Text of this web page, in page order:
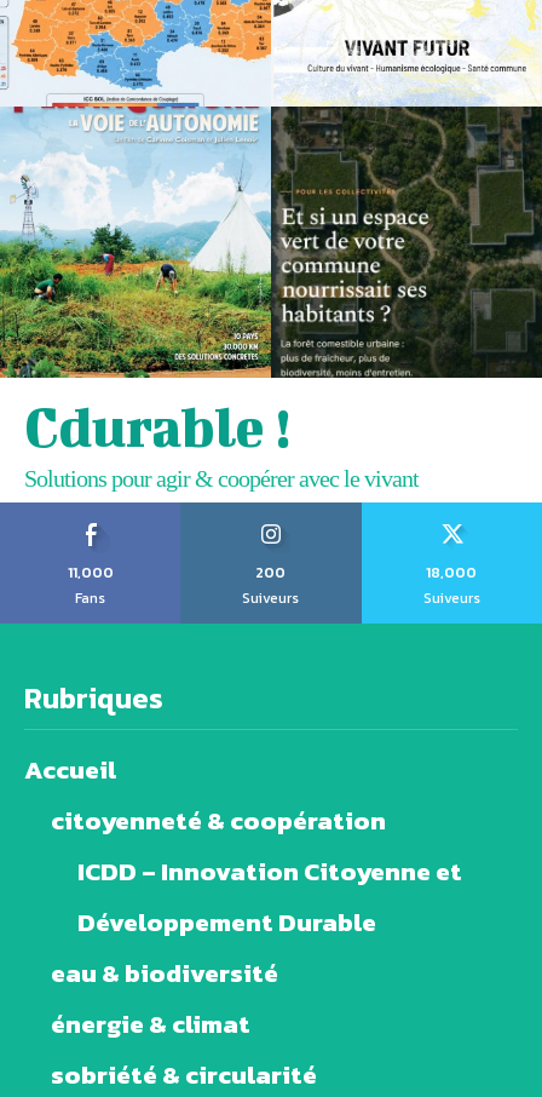
Cdurable !
Solutions pour agir & coopérer avec le vivant
11,000
Fans
200
Suiveurs
18,000
Suiveurs
Rubriques
Accueil
citoyenneté & coopération
ICDD – Innovation Citoyenne et
Développement Durable
eau & biodiversité
énergie & climat
sobriété & circularité